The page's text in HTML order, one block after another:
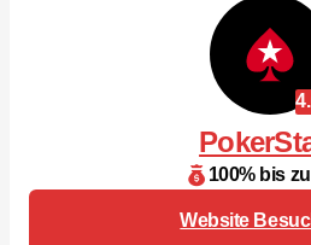
100% bis
Website